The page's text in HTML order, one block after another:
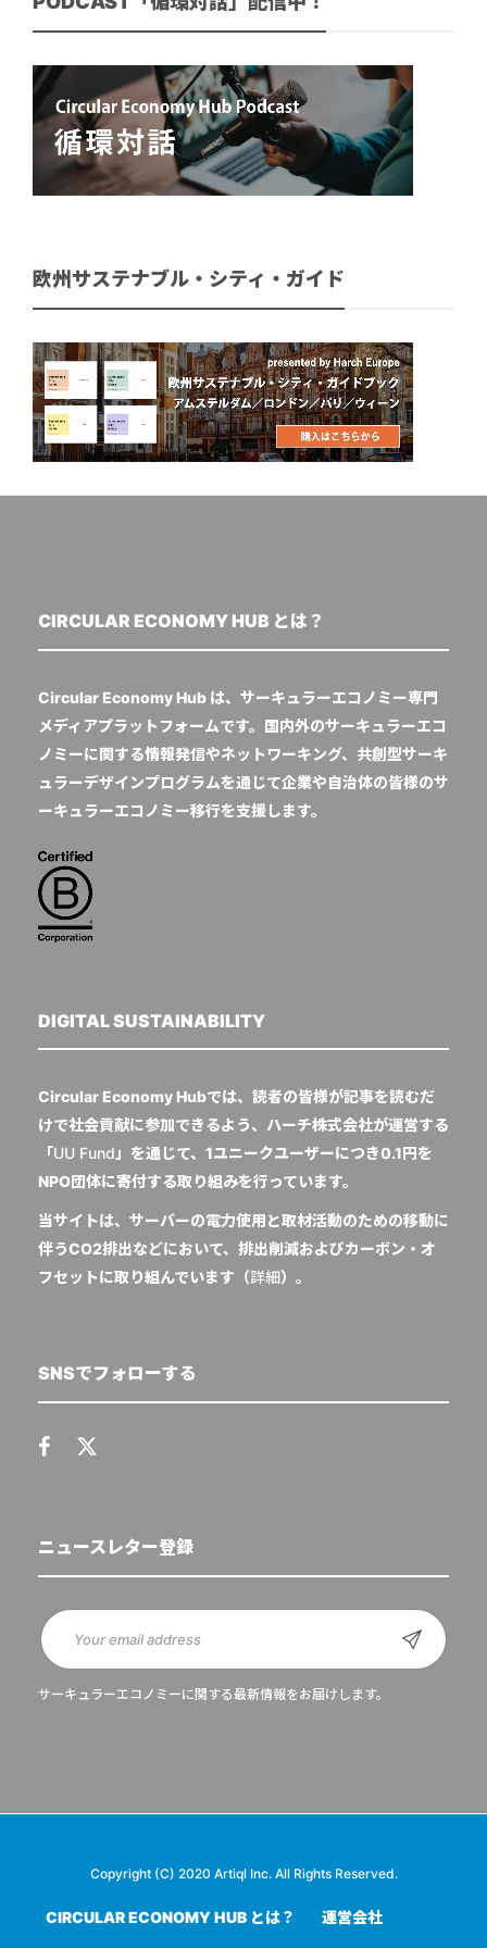
欧州サステナブル・シティ・ガイド
CIRCULAR ECONOMY HUB とは？
Circular Economy Hub は、サーキュラーエコノミー専門
メディアプラットフォームです。国内外のサーキュラーエコ
ノミーに関する情報発信やネットワーキング、共創型サーキ
ュラーデザインプログラムを通じて企業や自治体の皆様のサ
ーキュラーエコノミー移行を支援します。
DIGITAL SUSTAINABILITY
Circular Economy Hubでは、読者の皆様が記事を読むだ
けで社会貢献に参加できるよう、ハーチ株式会社が運営する
「UU Fund 」を通じて、1ユニークユーザーにつき0.1円を
NPO団体に寄付する取り組みを行っています。
当サイトは、サーバーの電力使用と取材活動のための移動に
伴うCO2排出などにおいて、排出削減およびカーボン・オ
フセットに取り組んでいます（詳細）。
SNSでフォローする
ニュースレター登録
サーキュラーエコノミーに関する最新情報をお届けします。
Copyright (C) 2020 Artiql Inc. All Rights Reserved.
CIRCULAR ECONOMY HUB とは？ 運営会社